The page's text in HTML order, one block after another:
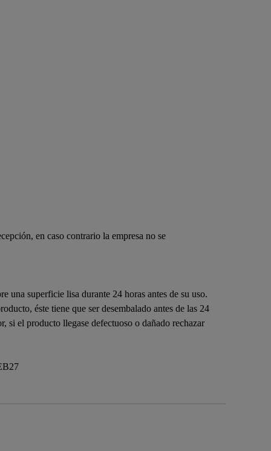
en caso contrario la empresa no se
una superficie lisa durante 24 horas antes de su uso.
éste tiene que ser desembalado antes de las 24
si el producto llegase defectuoso o dañado rechazar